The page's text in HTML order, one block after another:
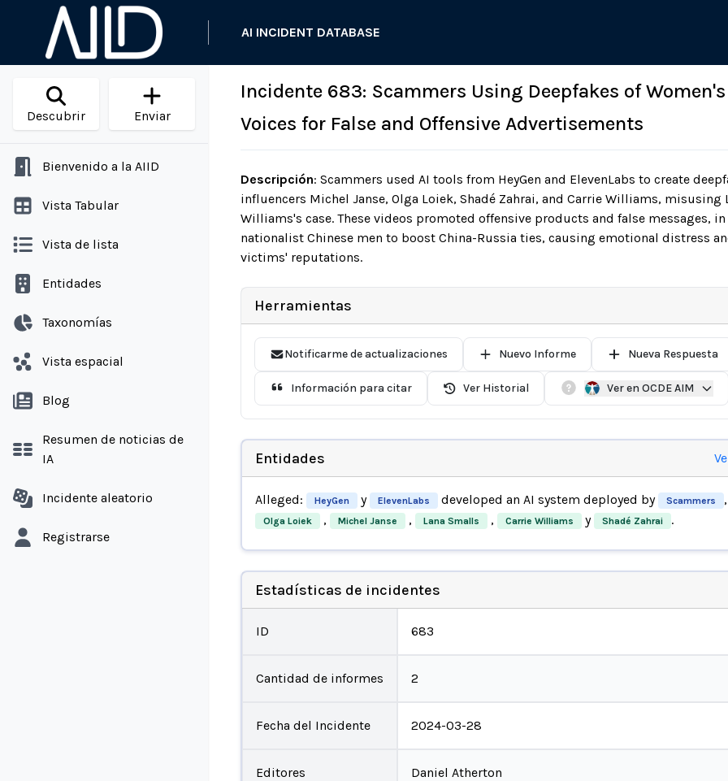
AI INCIDENT DATABASE
Descubrir Enviar
Bienvenido a la AIID
Vista Tabular
Vista de lista
Entidades
Taxonomías
Vista espacial
Blog
Resumen de noticias de
IA
Incidente aleatorio
Registrarse
Incidente 683: Scammers Using Deepfakes of Women's
Voices for False and Offensive Advertisements
Descripción: Scammers used AI tools from HeyGen and ElevenLabs to create
influencers Michel Janse, Olga Loiek, Shadé Zahrai, and Carrie Williams, misusing
Williams's case. These videos promoted offensive products and false messages,
nationalist Chinese men to boost China-Russia ties, causing emotional distress
victims' reputations.
Herramientas
Notificarme de actualizaciones Nuevo Informe Nueva Respuesta
Información para citar Ver Historial Ver en OCDE AIM
Entidades
Alleged: HeyGen y ElevenLabs developed an AI system deployed by Scammers
Olga Loiek , Michel Janse , Lana Smalls , Carrie Williams y Shadé Zahrai .
Estadísticas de incidentes
ID 683
Cantidad de informes 2
Fecha del Incidente 2024-03-28
Editores Daniel Atherton